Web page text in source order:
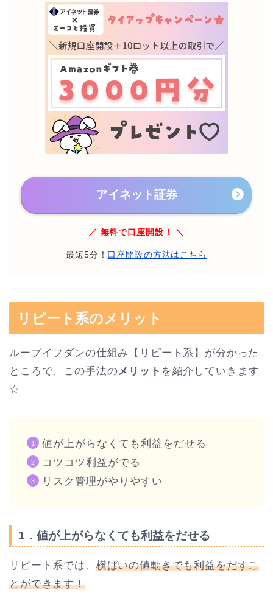
アイネット証券
／ 無料で口座開設！ ＼
最短5分！ 口座開設の方法はこちら
リピート系のメリット
ループイフダンの仕組み【リピート系】が分かった
ところで、この手法のメリット を紹介していきます
☆
値が上がらなくても利益をだせる
コツコツ利益がでる
リスク管理がやりやすい
1．値が上がらなくても利益をだせる
リピート系では、 横ばいの値動きでも利益をだすこ
とができます！